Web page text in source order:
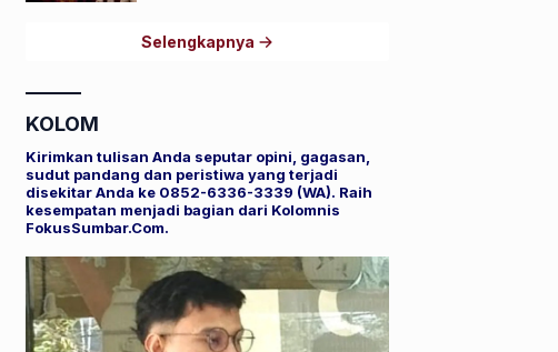
Selengkapnya
KOLOM
Kirimkan tulisan Anda seputar opini, gagasan,
sudut pandang dan peristiwa yang terjadi
disekitar Anda ke 0852-6336-3339 (WA). Raih
kesempatan menjadi bagian dari Kolomnis
FokusSumbar.Com.